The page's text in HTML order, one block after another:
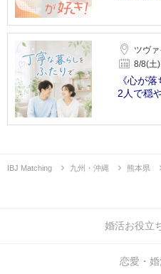
ツヴ
8/8(土
《心が
2人で穏
IBJ Matching 九州・沖縄 熊本県
婚活お役立
恋愛・